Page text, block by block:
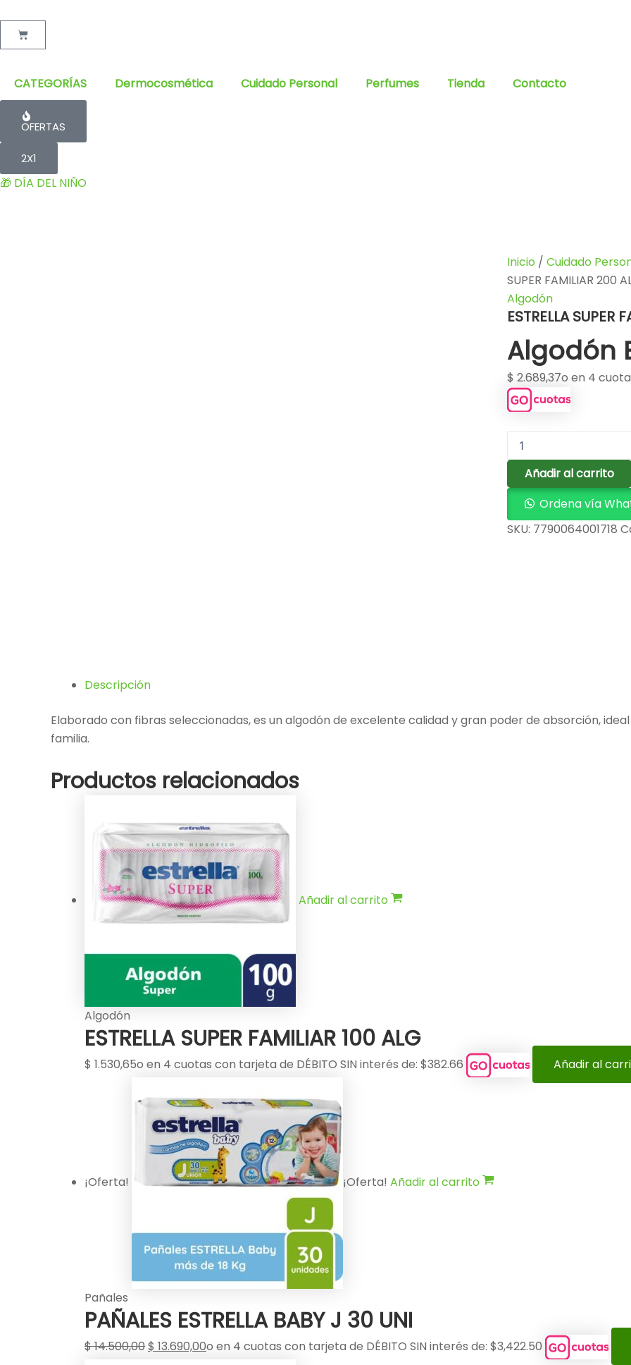
Cart
CATEGORÍAS Dermocosmética Cuidado Personal Perfumes Tienda Contacto
OFERTAS
2X1
🎁 DÍA DEL NIÑO
Inicio / Cuidado
SUPER FAMILIAR 200
Algodón
ESTRELLA SUPER
Algodón
$ 2.689,37o en 4
Añadir al carrito
Ordena vía
SKU: 7790064001718
Descripción
Elaborado con fibras seleccionadas, es un algodón de excelente calidad y gran poder de absorción,
familia.
Productos relacionados
Añadir al carrito
Algodón
ESTRELLA SUPER FAMILIAR 100 ALG
$ 1.530,65o en 4 cuotas con tarjeta de DÉBITO SIN interés de: $382.66 Añadir al
¡Oferta! ¡Oferta! Añadir al carrito
Pañales
PAÑALES ESTRELLA BABY J 30 UNI
$14.500,00$ 13.690,00o en 4 cuotas con tarjeta de DÉBITO SIN interés de: $3,422.50